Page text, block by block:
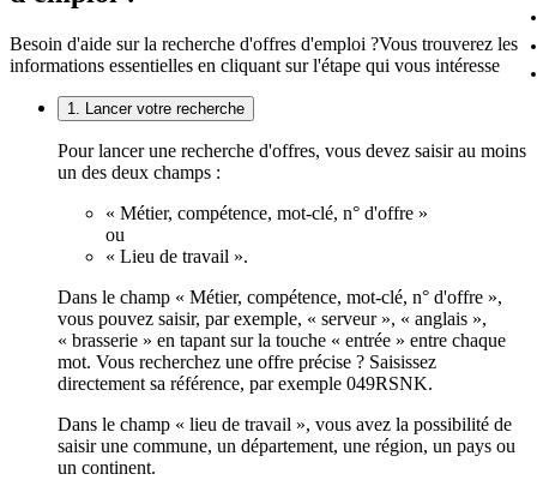
Besoin d'aide sur la recherche d'offres d'emploi ?Vous trouverez les
informations essentielles en cliquant sur l'étape qui vous intéresse
1. Lancer votre recherche
Pour lancer une recherche d'offres, vous devez saisir au moins
un des deux champs :
« Métier, compétence, mot-clé, n° d'offre »
ou
« Lieu de travail ».
Dans le champ « Métier, compétence, mot-clé, n° d'offre »,
vous pouvez saisir, par exemple, « serveur », « anglais »,
« brasserie » en tapant sur la touche « entrée » entre chaque
mot. Vous recherchez une offre précise ? Saisissez
directement sa référence, par exemple 049RSNK.
Dans le champ « lieu de travail », vous avez la possibilité de
saisir une commune, un département, une région, un pays ou
un continent.